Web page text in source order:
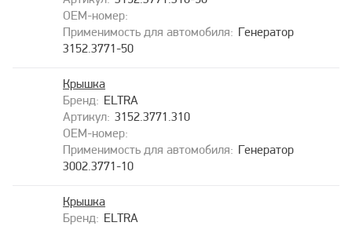
Генератор
3152.3771-50
ELTRA
3152.3771.310
Крышка
Генератор
3002.3771-10
ELTRA
Крышка